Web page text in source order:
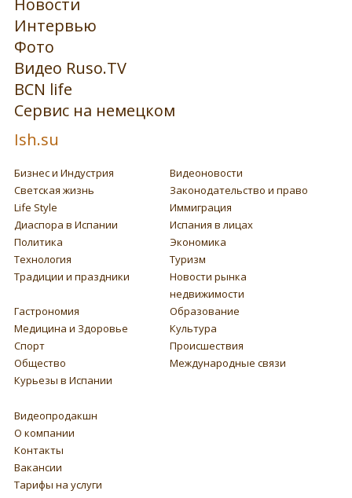
Новости
Интервью
Фото
Видео Ruso.TV
BCN life
Сервис на немецком
Ish.su
Бизнес и Индустрия
Видеоновости
Светская жизнь
Законодательство и право
Life Style
Иммиграция
Диаспора в Испании
Испания в лицах
Политика
Экономика
Технология
Туризм
Традиции и праздники
Новости рынка
недвижимости
Гастрономия
Образование
Медицина и Здоровье
Культура
Спорт
Происшествия
Общество
Международные связи
Курьезы в Испании
Видеопродакшн
О компании
Контакты
Вакансии
Тарифы на услуги